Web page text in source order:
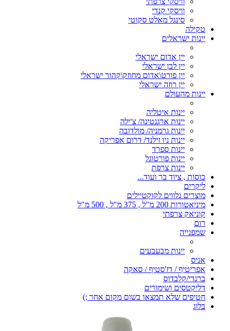
וויסקי קנדי
סינגל מאלט סקוטי
טקילה
יינות ישראלים
יין אדום ישראלי
יין לבן ישראלי
יין פורט\אדום מחוזק\קהור ישראלי
יין רוזה ישראלי
יינות מהעולם
יינות איטליה
יינות ארגנטינה/ צ'ילה
יינות גרמניה/ מולדובה
יינות ניו זילנד/ דרום אפריקה
יינות ספרד
יינות פורטוגל
יינות צרפת
כוסות , ציוד בר ועוד...
ליקרים
מוצרים נלווים לקוקטיילים
מיניאטורות 200 מ"ל , 375 מ"ל , 500 מ"ל
קוניאק צרפתי
רום
שמפנייה
יינות מבעבעים
אניס
אפריטיף / דז'סטיף / סאקה
ברנדי/קלבדוס
דליקטסים ושימורים
חטיפים שלא תמצאו בשום מקום אחר ;)
בלוג